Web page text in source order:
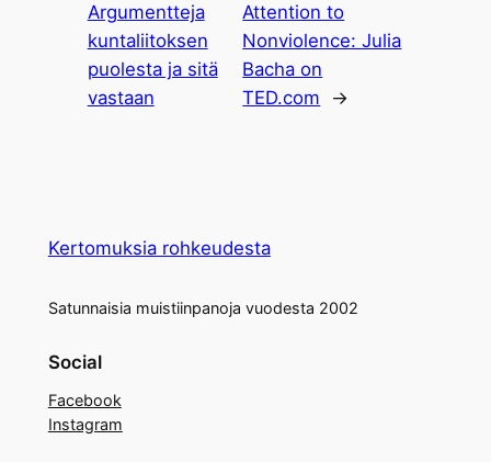
Argumentteja
kuntaliitoksen
puolesta ja sitä
vastaan
Attention to
Nonviolence: Julia
Bacha on
TED.com
→
Kertomuksia rohkeudesta
Satunnaisia muistiinpanoja vuodesta 2002
Social
Facebook
Instagram